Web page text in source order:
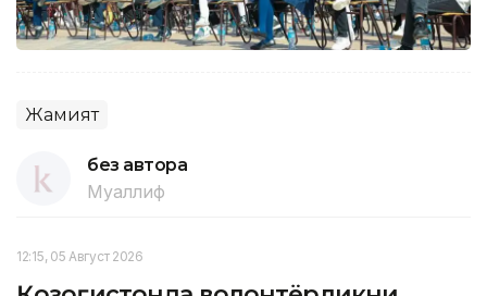
Жамият
без автора
Муаллиф
12:15, 05 Август 2026